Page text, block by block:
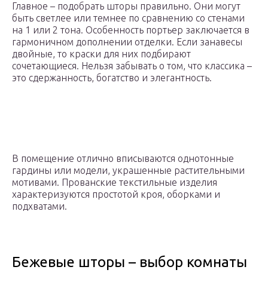
Главное – подобрать шторы правильно. Они могут
быть светлее или темнее по сравнению со стенами
на 1 или 2 тона. Особенность портьер заключается в
гармоничном дополнении отделки. Если занавесы
двойные, то краски для них подбирают
сочетающиеся. Нельзя забывать о том, что классика –
это сдержанность, богатство и элегантность.
В помещение отлично вписываются однотонные
гардины или модели, украшенные растительными
мотивами. Прованские текстильные изделия
характеризуются простотой кроя, оборками и
подхватами.
Бежевые шторы – выбор комнаты